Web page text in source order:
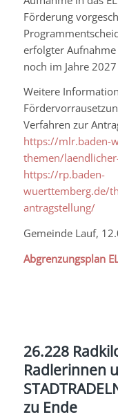
Förderung
erfolgter
noch im Jahre
Weitere
Verfahren zur
https://mlr.baden-
themen/
https://rp.baden-
wuerttemberg.de/
antragstellung/
Gemeinde Lauf,
Abgrenzungsplan
26.228
Radlerinnen
zu Ende